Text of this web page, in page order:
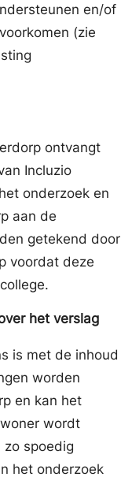
en/of
(zie
ontvangt
Incluzio
onderzoek en
aan de
getekend door
voordat deze
het verslag
is met de inhoud
worden
en kan het
wordt
zo spoedig
het onderzoek